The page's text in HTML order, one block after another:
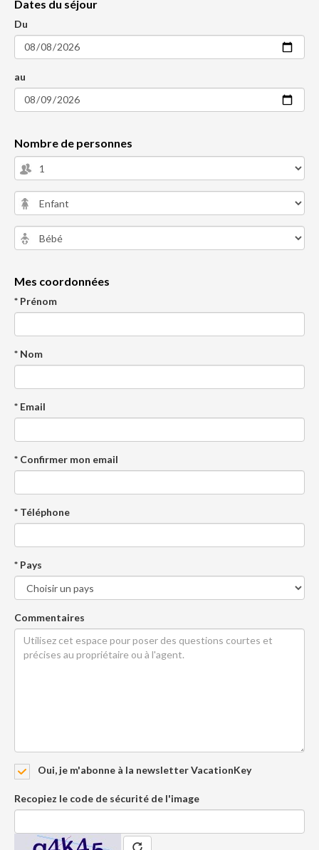
Dates du séjour
Du
au
Nombre de personnes
Mes coordonnées
* Prénom
* Nom
* Email
* Confirmer mon email
* Téléphone
* Pays
Commentaires
Oui, je m'abonne à la newsletter VacationKey
Recopiez le code de sécurité de l'image